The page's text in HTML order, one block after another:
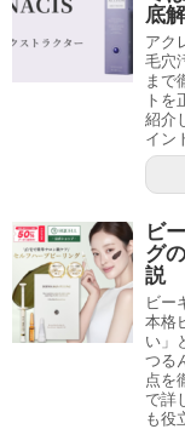
底
アク
毛穴
まで
ト
紹介
イン
ビ
グ
説
ビー
本格
い」
つる
点を
で詳
も役